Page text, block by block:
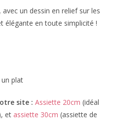
un dessin en relief sur les
élégante en toute simplicité !
plat
site : Assiette 20cm (idéal
et assiette 30cm (assiette de